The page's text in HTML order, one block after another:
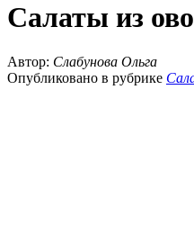
Салаты из
Автор: Слабунова Ольга
Опубликовано в рубрике